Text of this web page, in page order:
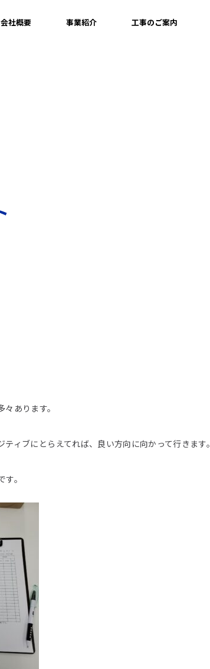
会社概要 事業紹介 工事のご案内
あります。
ィブにとらえてれば、良い方向に向かって行きます。
。